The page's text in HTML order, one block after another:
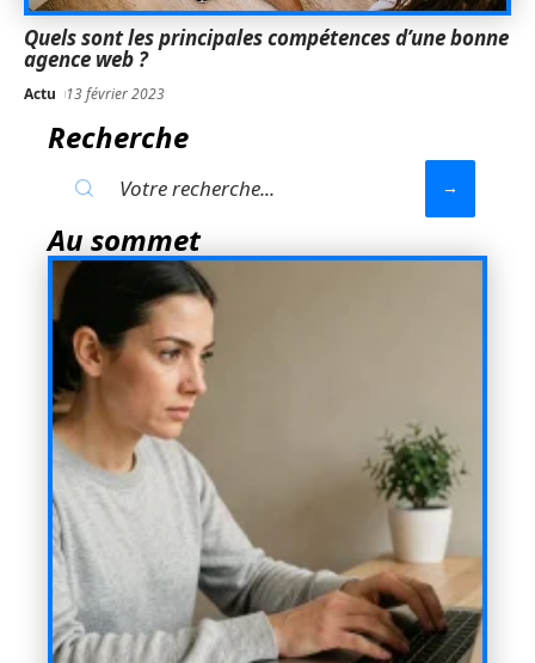
Quels sont les principales compétences d’une bonne
agence web ?
Actu 13 février 2023
Recherche
Au sommet